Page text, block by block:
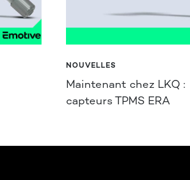
NOUVELLES
Maintenant chez LKQ :
capteurs TPMS ERA